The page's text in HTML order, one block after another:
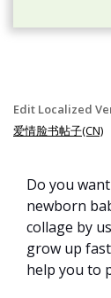
Edit Localized
爱情脸书帖子(CN)
Do you
newborn
collage by
grow up
help you to